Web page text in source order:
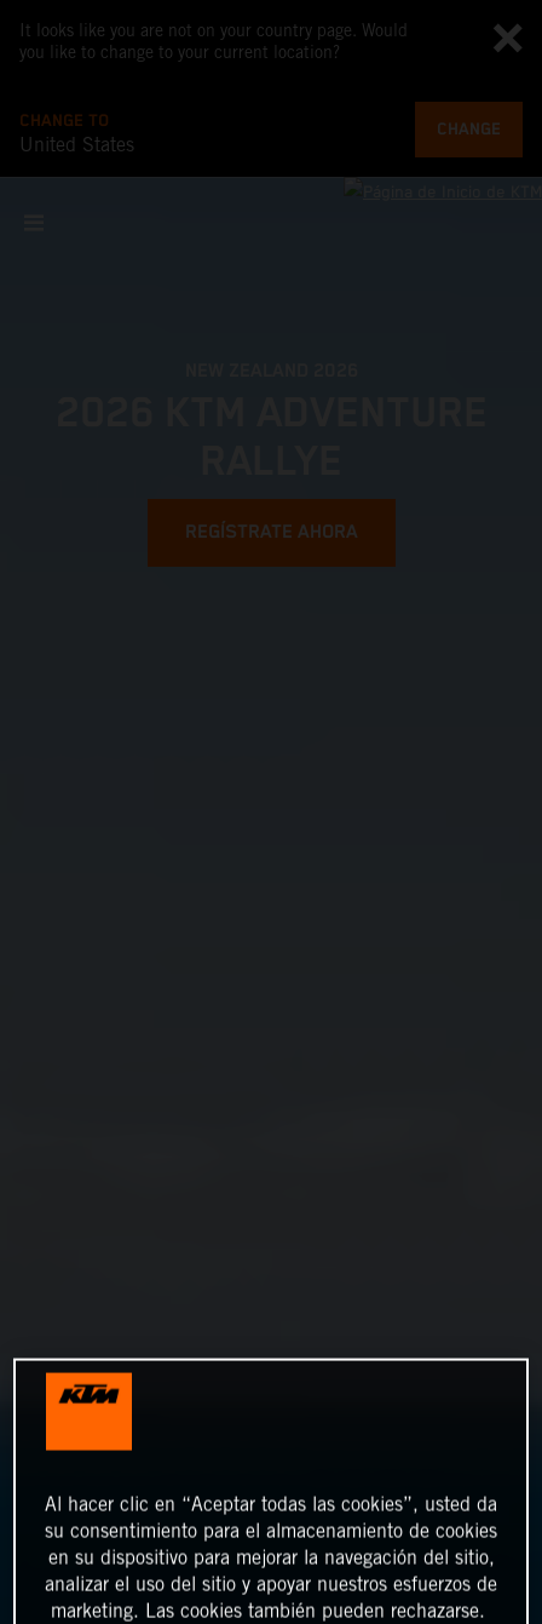
It looks like you are not on your country page. Would
you like to change to your current location?
CHANGE TO
United States
CHANGE
REGÍSTRATE AHORA
Al hacer clic en “Aceptar todas las cookies”, usted da
su consentimiento para el almacenamiento de cookies
en su dispositivo para mejorar la navegación del sitio,
analizar el uso del sitio y apoyar nuestros esfuerzos de
marketing. Las cookies también pueden rechazarse.